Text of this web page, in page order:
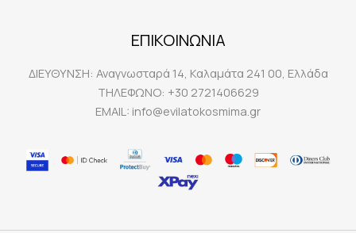
ΕΠΙΚΟΙΝΩΝΙΑ
ΔΙΕΥΘΥΝΣΗ: Αναγνωσταρά 14, Καλαμάτα 241 00, Ελλάδα
ΤΗΛΕΦΩΝΟ: +30 2721406629
EMAIL: info@evilatokosmima.gr